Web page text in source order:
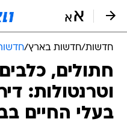
חדשות/חדשות בארץ/
חתולים,
וטרנטולות:
בעלי החיים